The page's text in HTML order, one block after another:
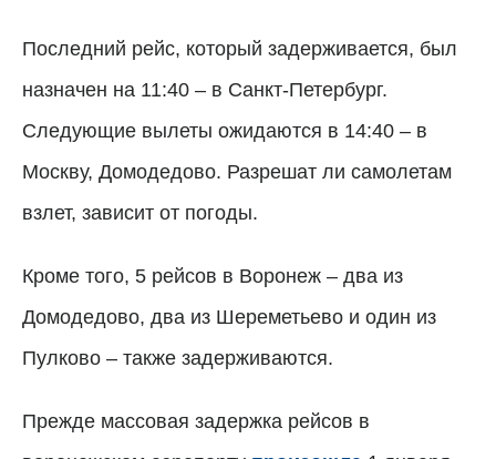
Последний рейс, который задерживается, был
назначен на 11:40 – в Санкт-Петербург.
Следующие вылеты ожидаются в 14:40 – в
Москву, Домодедово. Разрешат ли самолетам
взлет, зависит от погоды.
Кроме того, 5 рейсов в Воронеж – два из
Домодедово, два из Шереметьево и один из
Пулково – также задерживаются.
Прежде массовая задержка рейсов в